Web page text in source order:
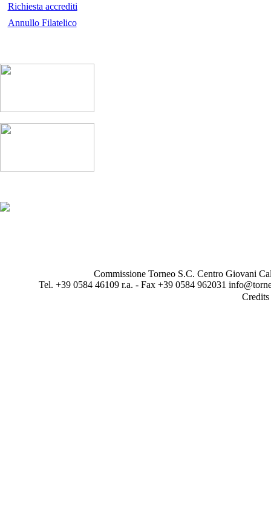
Richiesta accrediti
Annullo Filatelico
Commissione Torneo S.C. Centro Giovani
Tel. +39 0584 46109 r.a. - Fax +39 0584 962031
Credits